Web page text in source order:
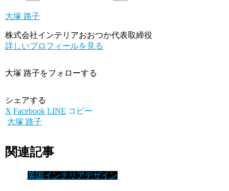
大塚 路子
株式会社インテリアおおつか代表取締役
詳しいプロフィールを見る
大塚 路子をフォローする
シェアする
X Facebook LINE コピー
大塚 路子
関連記事
英国インテリアデザイン